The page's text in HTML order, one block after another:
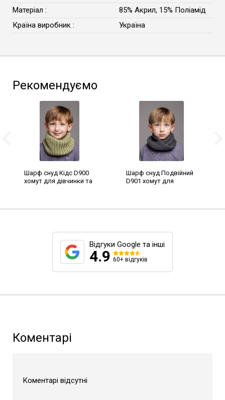
Матеріал :
85% Акрил, 15% Поліамід
Країна виробник :
Україна
Рекомендуємо
Шарф снуд Кідс D900
хомут для дівчинки та
Шарф снуд Подвійний
D901 хомут для
Відгуки Google та інші
4.9 60+ відгуків
Коментарі
Коментарі відсутні